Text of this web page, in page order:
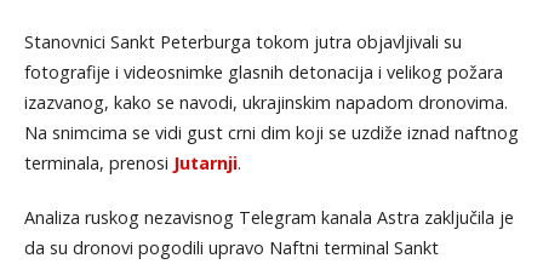
Stanovnici Sankt Peterburga tokom jutra objavljivali su
fotografije i videosnimke glasnih detonacija i velikog požara
izazvanog, kako se navodi, ukrajinskim napadom dronovima.
Na snimcima se vidi gust crni dim koji se uzdiže iznad naftnog
terminala, prenosi Jutarnji.
Analiza ruskog nezavisnog Telegram kanala Astra zaključila je
da su dronovi pogodili upravo Naftni terminal Sankt